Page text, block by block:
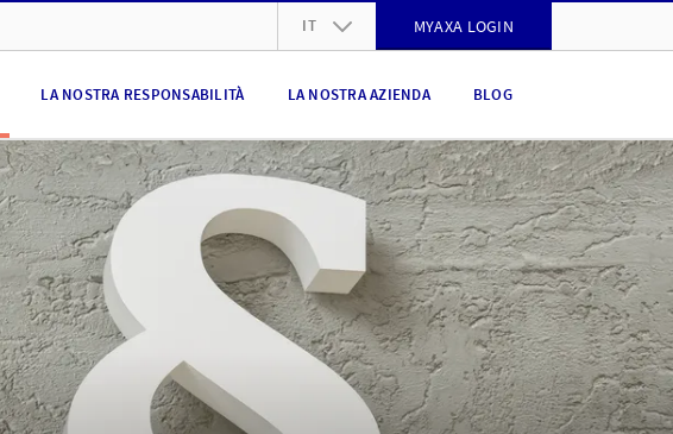
IT
IT
MYAXA LOGIN
LA NOSTRA RESPONSABILITÀ LA NOSTRA AZIENDA BLOG